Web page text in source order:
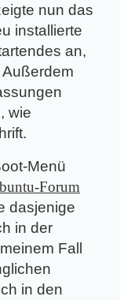
nun das
installierte
an,
wie
Menü
Forum
dasjenige
in der
Fall
in den